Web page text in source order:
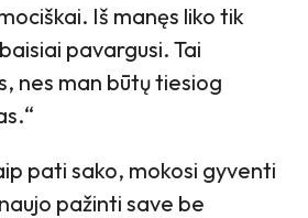
Iš manęs liko tik
pavargusi. Tai
nes man būtų tiesiog
pati sako, mokosi gyventi
pažinti save be